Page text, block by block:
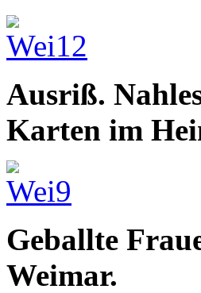
Ausriß.
Karten im
Geballte
Weimar.